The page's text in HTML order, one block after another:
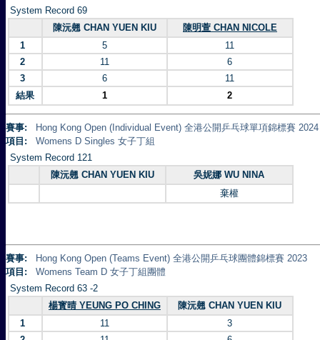
System Record 69
陳沅翹 CHAN YUEN KIU
陳明萱 CHAN NICOLE
1
5
11
2
11
6
3
6
11
結果
1 2
賽事:
Hong Kong Open (Individual Event) 全港公開乒乓球單項錦標賽 2024
項目:
Womens D Singles 女子丁組
System Record 121
陳沅翹 CHAN YUEN KIU
吳妮娜 WU NINA
棄權
賽事:
Hong Kong Open (Teams Event) 全港公開乒乓球團體錦標賽 2023
項目:
Womens Team D 女子丁組團體
System Record 63 -2
楊寳晴 YEUNG PO CHING
陳沅翹 CHAN YUEN KIU
1
11
3